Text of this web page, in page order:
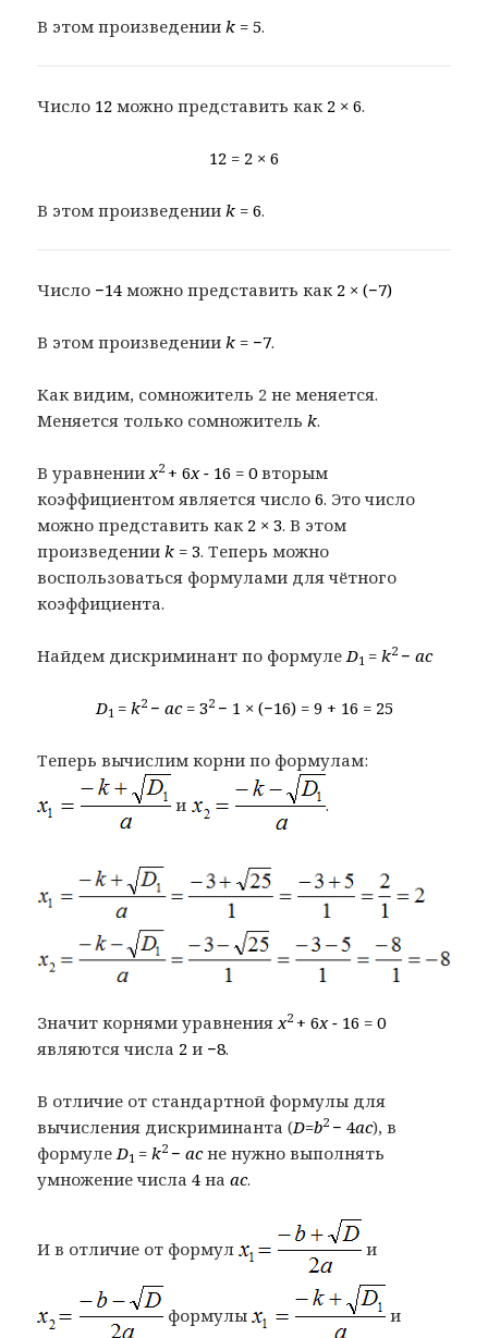
В этом произведенииk = 5.
Число 12 можно представить как 2 × 6.
12 = 2 × 6
В этом произведенииk = 6.
Число −14 можно представить как 2 × (−7)
В этом произведенииk = −7.
Как видим, сомножитель 2 не меняется.
Меняется только сомножительk.
В уравненииx2 + 6x − 16 = 0 вторым
коэффициентом является число6. Это число
можно представить как 2 × 3. В этом
произведенииk = 3. Теперь можно
воспользоваться формулами для чётного
коэффициента.
Найдем дискриминант по формулеD1 =k2 −ac
D1 = k2 − ac= 32 − 1 × (−16) = 9 + 16 = 25
Теперь вычислим корни по формулам:
и .
Значит корнями уравненияx2 + 6x − 16 = 0
являются числа 2 и −8.
В отличие от стандартной формулы для
вычисления дискриминанта (D=b2 − 4ac), в
формулеD1 =k2 −acне нужно выполнять
умножение числа4 наac.
И в отличие от формул и
формулы и